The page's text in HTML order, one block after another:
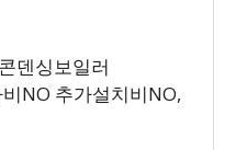
덴싱보일러
NO 추가설치비NO,